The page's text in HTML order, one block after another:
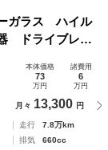
ガラス ハイル
ドライブレコ
本体価格
73
万円
諸費用
6
万円
月々 13,300 円
走行
7.8万km
排気
660cc